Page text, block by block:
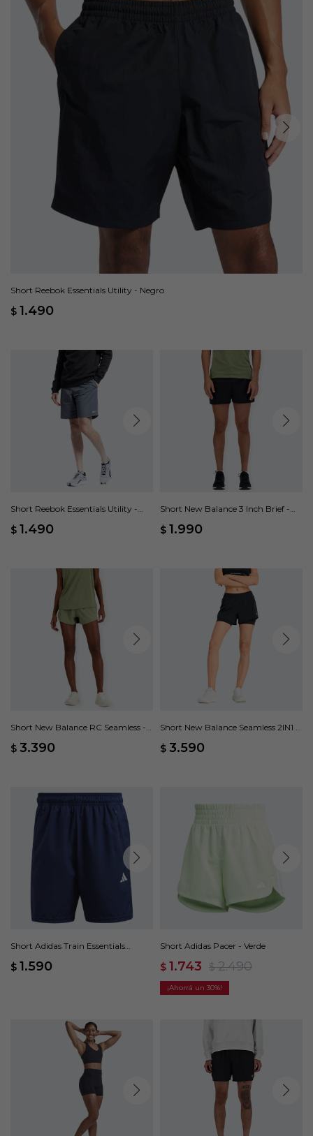
Short Reebok Essentials Utility - Negro
$ 1.490
Short Reebok Essentials Utility -
$ 1.490
Short New Balance 3 Inch Brief -
$ 1.990
Short New Balance RC Seamless -
$ 3.390
Short New Balance Seamless 2IN1 -
$ 3.590
Short Adidas Train Essentials
$ 1.590
Short Adidas Pacer - Verde
$ 1.743 $ 2.490
30